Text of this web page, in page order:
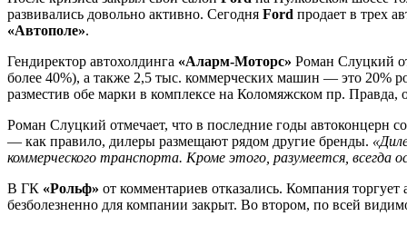
развивались довольно активно. Сегодня Ford продает в трех
«Автополе».
Гендиректор автохолдинга «Аларм-Моторс» Роман Слуцкий
более 40%), а также 2,5 тыс. коммерческих машин — это 20%
разместив обе марки в комплексе на Коломяжском пр.
Роман Слуцкий отмечает, что в последние годы автоконцерн
— как правило, дилеры размещают рядом другие бренды.
коммерческого транспорта. Кроме этого, разумеется,
В ГК «Рольф» от комментариев отказались. Компания
безболезненно для компании закрыт. Во втором, по всей